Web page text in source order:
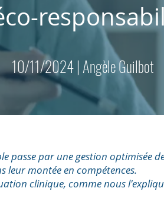
10/11/2024 | Angèle Guilbot
passe par une gestion optimisée
leur montée en compétences.
clinique, comme nous